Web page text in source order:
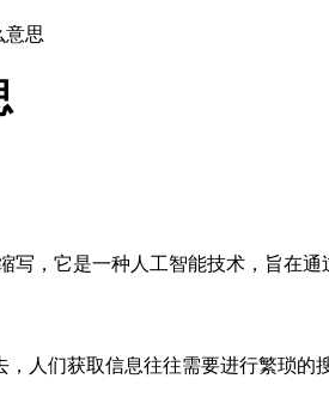
意思
写，它是一种人工智能技术，旨在
人们获取信息往往需要进行繁琐